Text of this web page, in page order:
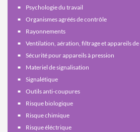
Psychologie du travail
Organismes agréés de contrôle
Rayonnements
Ventilation, aération, filtrage et appareils
Sécurité pour appareils à pression
Materiel de signalisation
Signalétique
Outils anti-coupures
Risque biologique
Risque chimique
Risque éléctrique